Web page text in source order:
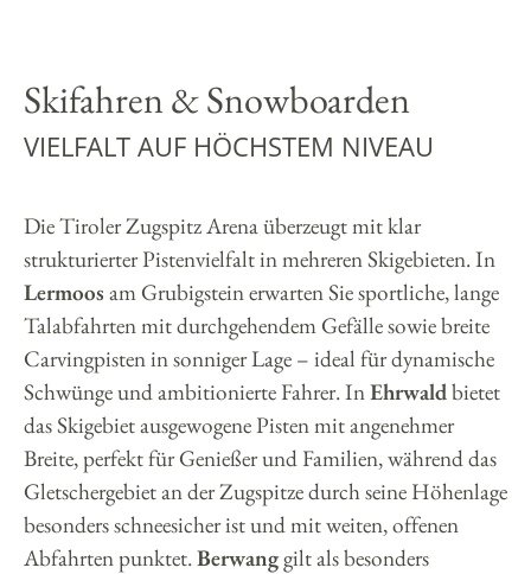
Skifahren & Snowboarden
VIELFALT AUF HÖCHSTEM NIVEAU
Die Tiroler Zugspitz Arena überzeugt mit klar
strukturierter Pistenvielfalt in mehreren Skigebieten. In
Lermoos am Grubigstein erwarten Sie sportliche, lange
Talabfahrten mit durchgehendem Gefälle sowie breite
Carvingpisten in sonniger Lage – ideal für dynamische
Schwünge und ambitionierte Fahrer. InEhrwaldbietet
das Skigebiet ausgewogene Pisten mit angenehmer
Breite, perfekt für Genießer und Familien, während das
Gletschergebiet an der Zugspitze durch seine Höhenlage
besonders schneesicher ist und mit weiten, offenen
Abfahrten punktet.Berwanggilt als besonders